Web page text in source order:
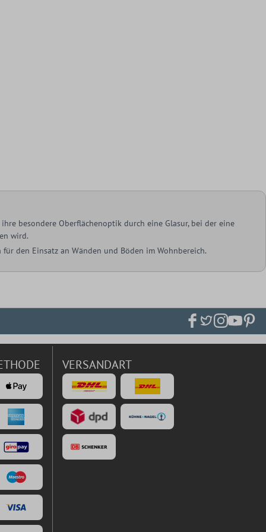
besondere Oberflächenoptik durch eine Glasur, bei der eine
wird.
den Einsatz an Wänden und Böden im Wohnbereich.
VERSANDART